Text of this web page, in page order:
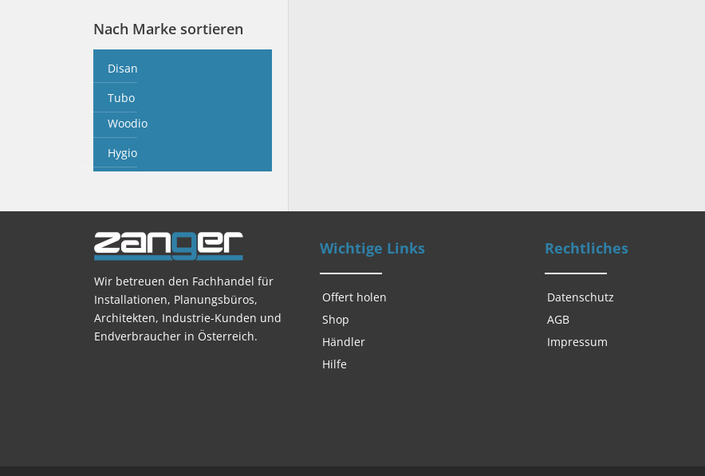
Nach Marke sortieren
Disan
Tubo
Woodio
Hygio
Wir betreuen den Fachhandel für
Installationen, Planungsbüros,
Architekten, Industrie-Kunden und
Endverbraucher in Österreich.
Wichtige Links
Offert holen
Shop
Händler
Hilfe
Rechtliches
Datenschutz
AGB
Impressum